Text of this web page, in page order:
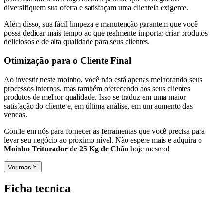
diversifiquem sua oferta e satisfaçam uma clientela exigente.
Além disso, sua fácil limpeza e manutenção garantem que você
possa dedicar mais tempo ao que realmente importa: criar produtos
deliciosos e de alta qualidade para seus clientes.
Otimização para o Cliente Final
Ao investir neste moinho, você não está apenas melhorando seus
processos internos, mas também oferecendo aos seus clientes
produtos de melhor qualidade. Isso se traduz em uma maior
satisfação do cliente e, em última análise, em um aumento das
vendas.
Confie em nós para fornecer as ferramentas que você precisa para
levar seu negócio ao próximo nível. Não espere mais e adquira o
Moinho Triturador de 25 Kg de Chão hoje mesmo!
Ver mas
Ficha tecnica